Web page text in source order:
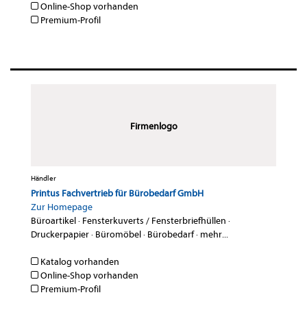
Online-Shop vorhanden
Premium-Profil
Firmenlogo
Händler
Printus Fachvertrieb für Bürobedarf GmbH
Zur Homepage
Büroartikel· Fensterkuverts / Fensterbriefhüllen ·
Druckerpapier· Büromöbel· Bürobedarf· mehr...
Katalog vorhanden
Online-Shop vorhanden
Premium-Profil